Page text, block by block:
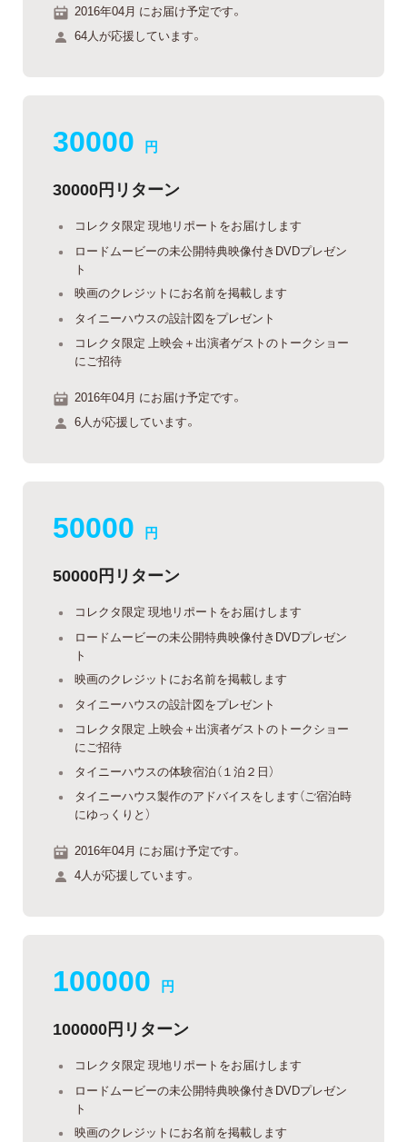
2016年04月 にお届け予定です。
64人が応援しています。
30000 円
30000円リターン
コレクタ限定 現地リポートをお届けします
ロードムービーの未公開特典映像付きDVDプレゼン
ト
映画のクレジットにお名前を掲載します
タイニーハウスの設計図をプレゼント
コレクタ限定 上映会＋出演者ゲストのトークショー
にご招待
2016年04月 にお届け予定です。
6人が応援しています。
50000 円
50000円リターン
コレクタ限定 現地リポートをお届けします
ロードムービーの未公開特典映像付きDVDプレゼン
ト
映画のクレジットにお名前を掲載します
タイニーハウスの設計図をプレゼント
コレクタ限定 上映会＋出演者ゲストのトークショー
にご招待
タイニーハウスの体験宿泊（１泊２日）
タイニーハウス製作のアドバイスをします（ご宿泊時
にゆっくりと）
2016年04月 にお届け予定です。
4人が応援しています。
100000 円
100000円リターン
コレクタ限定 現地リポートをお届けします
ロードムービーの未公開特典映像付きDVDプレゼン
ト
映画のクレジットにお名前を掲載します